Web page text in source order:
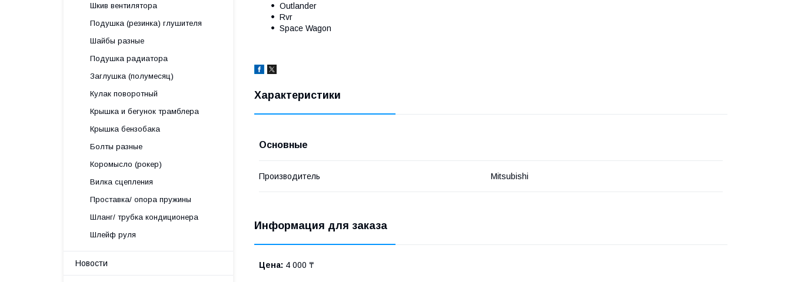
Outlander
Rvr
Space Wagon
Характеристики
Основные
Производитель Mitsubishi
Информация для заказа
Цена: 4 000 ₸
Шкив вентилятора
Подушка (резинка) глушителя
Шайбы разные
Подушка радиатора
Заглушка (полумесяц)
Кулак поворотный
Крышка и бегунок трамблера
Крышка бензобака
Болты разные
Коромысло (рокер)
Вилка сцепления
Проставка/ опора пружины
Шланг/ трубка кондиционера
Шлейф руля
Новости